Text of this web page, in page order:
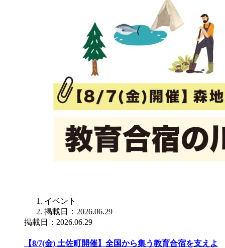
イベント
掲載日：2026.06.29
掲載日：2026.06.29
【8/7(金) 土佐町開催】全国から集う教育合宿を支えよ